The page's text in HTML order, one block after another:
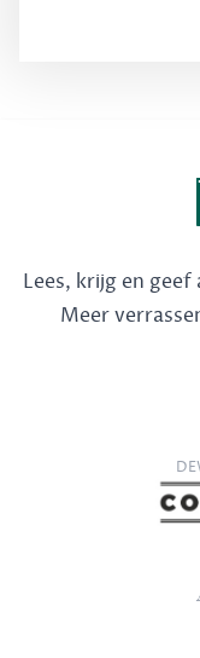
Lees, krijg en geef
Meer